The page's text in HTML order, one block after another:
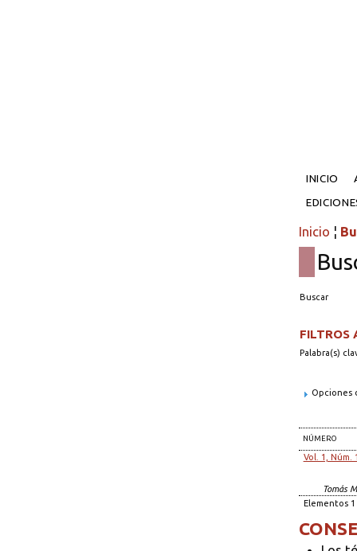
INICIO
Inicio ¦
Buscar
FILTROS
Palabra(s)
Opciones
NÚMERO
Vol. 1, Núm.
Tomás
Elementos 1